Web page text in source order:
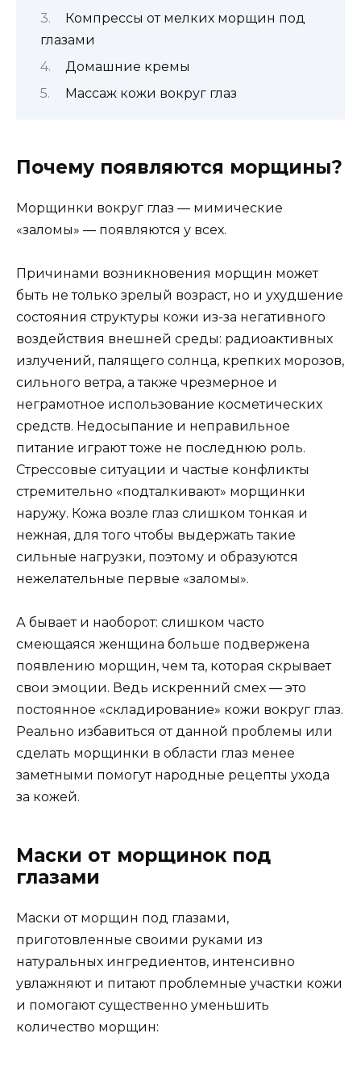
Компрессы от мелких морщин под
глазами
Домашние кремы
Массаж кожи вокруг глаз
Почему появляются морщины?
Морщинки вокруг глаз — мимические
«заломы» — появляются у всех.
Причинами возникновения морщин может
быть не только зрелый возраст, но и ухудшение
состояния структуры кожи из-за негативного
воздействия внешней среды: радиоактивных
излучений, палящего солнца, крепких морозов,
сильного ветра, а также чрезмерное и
неграмотное использование косметических
средств. Недосыпание и неправильное
питание играют тоже не последнюю роль.
Стрессовые ситуации и частые конфликты
стремительно «подталкивают» морщинки
наружу. Кожа возле глаз слишком тонкая и
нежная, для того чтобы выдержать такие
сильные нагрузки, поэтому и образуются
нежелательные первые «заломы».
А бывает и наоборот: слишком часто
смеющаяся женщина больше подвержена
появлению морщин, чем та, которая скрывает
свои эмоции. Ведь искренний смех — это
постоянное «складирование» кожи вокруг глаз.
Реально избавиться от данной проблемы или
сделать морщинки в области глаз менее
заметными помогут народные рецепты ухода
за кожей.
Маски от морщинок под
глазами
Маски от морщин под глазами,
приготовленные своими руками из
натуральных ингредиентов, интенсивно
увлажняют и питают проблемные участки кожи
и помогают существенно уменьшить
количество морщин: